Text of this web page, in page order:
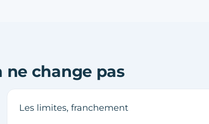
ne change pas
Les limites, franchement